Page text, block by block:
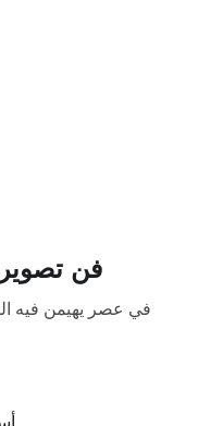
فن تصوير
في عصر يهيمن فيه